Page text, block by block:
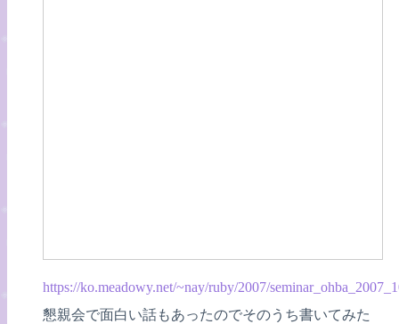
https://ko.meadowy.net/~nay/ruby/2007/
懇親会で面白い話もあったのでそのうち書いてみた